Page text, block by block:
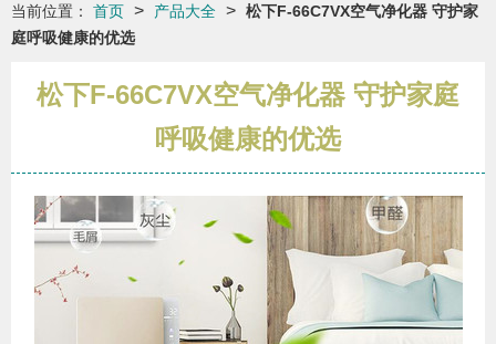
当前位置： 首页 > 产品大全 > 松下F-66C7VX空气净化器 守护家
庭呼吸健康的优选
松下F-66C7VX空气净化器 守护家庭
呼吸健康的优选